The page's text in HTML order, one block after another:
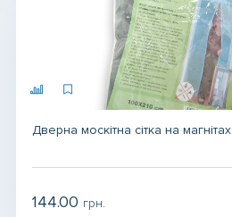
Дверна москітна сітка на магнітах
144.00 грн.